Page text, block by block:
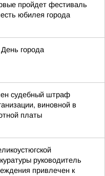
пройдет фестиваль
юбилея города
города
судебный штраф
виновной в
платы
руководитель
привлечен к